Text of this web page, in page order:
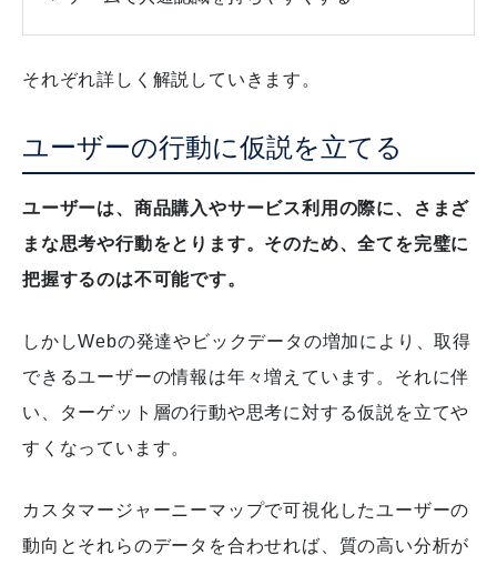
それぞれ詳しく解説していきます。
ユーザーの行動に仮説を立てる
ユーザーは、商品購入やサービス利用の際に、さまざ
まな思考や行動をとります。そのため、全てを完璧に
把握するのは不可能です。
しかしWebの発達やビックデータの増加により、取得
できるユーザーの情報は年々増えています。 それに伴
い、ターゲット層の行動や思考に対する仮説を立てや
すくなっています。
カスタマージャーニーマップで可視化したユーザーの
動向とそれらのデータを合わせれば、質の高い分析が